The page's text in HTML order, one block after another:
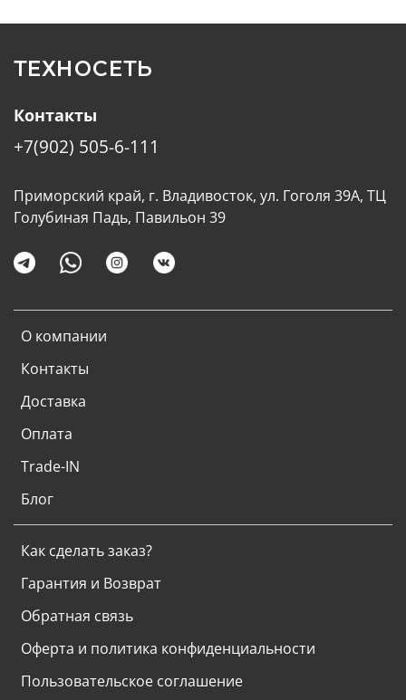
ТЕХНОСЕТЬ
О компании
Контакты
Доставка
Оплата
Trade-IN
Блог
Как сделать заказ?
Гарантия и Возврат
Обратная связь
Оферта и политика конфиденциальности
Пользовательское соглашение
Контакты
+7(902) 505-6-111
Приморский край, г. Владивосток, ул. Гоголя 39А, ТЦ
Голубиная Падь, Павильон 39